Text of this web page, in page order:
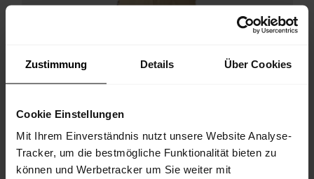
Zustimmung Details Über Cookies
Cookie Einstellungen
Mit Ihrem Einverständnis nutzt unsere Website Analyse-
Tracker, um die bestmögliche Funktionalität bieten zu
können und Werbetracker um Sie weiter mit